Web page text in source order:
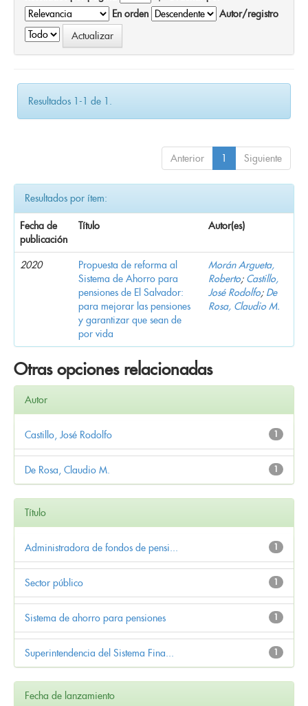
En orden
Autor/registro
Resultados 1-1 de 1.
Anterior 1 Siguiente
Resultados por ítem:
Fecha de
publicación
Título Autor(es)
2020
Propuesta de reforma al
Sistema de Ahorro para
pensiones de El Salvador:
para mejorar las pensiones
y garantizar que sean de
por vida
Morán Argueta,
Roberto; Castillo,
José Rodolfo; De
Rosa, Claudio M.
Otras opciones relacionadas
Autor
1
Castillo, José Rodolfo
1
De Rosa, Claudio M.
Título
1
Administradora de fondos de pensi...
1
Sector público
1
Sistema de ahorro para pensiones
1
Superintendencia del Sistema Fina...
Fecha de lanzamiento